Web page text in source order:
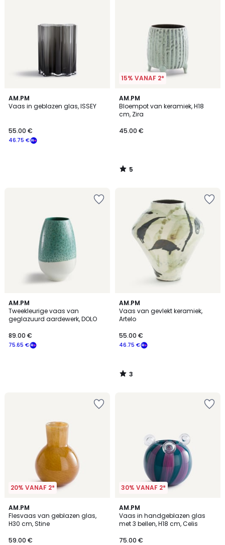
AM.PM
Vaas in geblazen glas, ISSEY
46.75 €
55.00 €
15% VANAF 2*
AM.PM
Bloempot van keramiek, H18
cm, Zira
45.00 €
5
/
5
5
/
AM.PM
Tweekleurige vaas van
geglazuurd aardewerk, DOLO
75.65 €
89.00 €
AM.PM
Vaas van gevlekt keramiek,
Artelo
46.75 €
55.00 €
3
/
5
3
/
20% VANAF 2*
AM.PM
Flesvaas van geblazen glas,
H30 cm, Stine
59.00 €
5
/
5
30% VANAF 2*
AM.PM
Vaas in handgeblazen glas
met 3 bellen, H18 cm, Celis
75.00 €